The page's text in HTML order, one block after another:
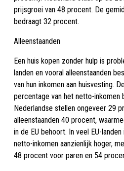
prijsgroei van 48 procent. De
bedraagt 32 procent.
Alleenstaanden
Een huis kopen zonder hulp is
landen en vooral alleenstaanden
van hun inkomen aan huisvesting.
percentage van het netto-inkomen
Nederlandse stellen ongeveer 29
alleenstaanden 40 procent,
in de EU behoort. In veel EU-
netto-inkomen aanzienlijk hoger,
48 procent voor paren en 54